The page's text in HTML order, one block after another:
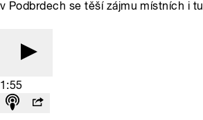
v Podbrdech se těší zájmu místních i
1:55